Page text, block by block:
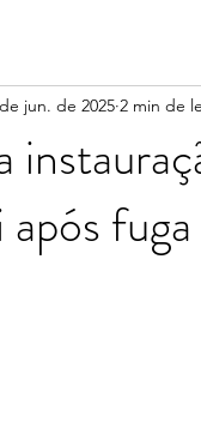
jun. de 2025 2 min de